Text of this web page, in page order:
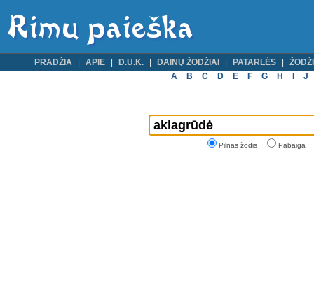
PRADŽIA APIE D.U.K. DAINŲ ŽODŽIAI PATARLĖS
A
B C D E F G H J
Pilnas žodis Pabaiga